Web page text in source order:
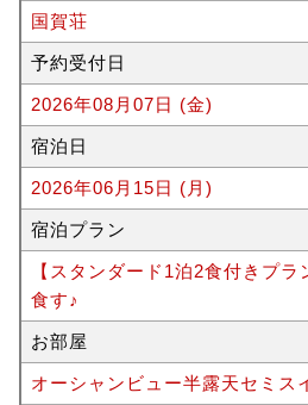
国賀荘
予約受付日
2026年08月07日 (金)
宿泊日
2026年06月15日 (月)
宿泊プラン
【スタンダード1泊2食付きプ
食す♪
お部屋
オーシャンビュー半露天セミス